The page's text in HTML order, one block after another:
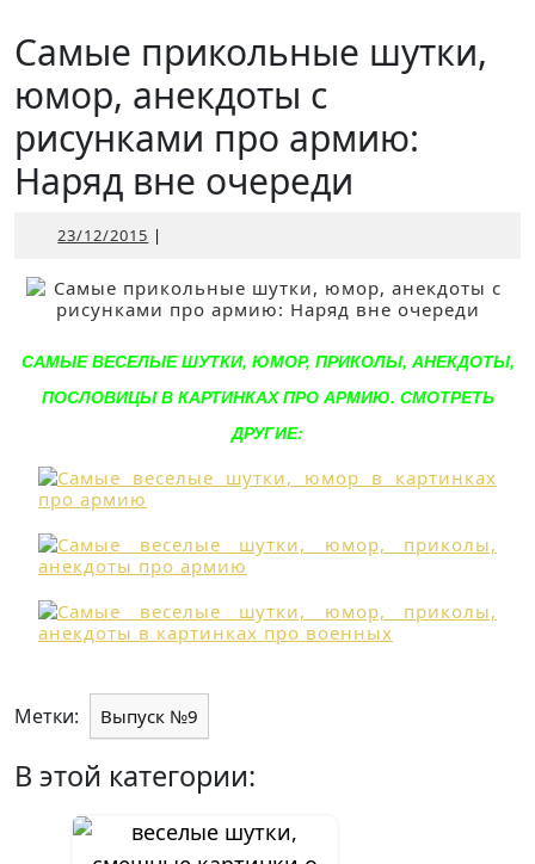
Открыть
Самые прикольные шутки,
юмор, анекдоты с
рисунками про армию:
Наряд вне очереди
23/12/2015 23/12/2015
|
САМЫЕ ВЕСЕЛЫЕ ШУТКИ, ЮМОР, ПРИКОЛЫ, АНЕКДОТЫ,
ПОСЛОВИЦЫ В КАРТИНКАХ ПРО АРМИЮ. СМОТРЕТЬ
ДРУГИЕ:
Метки: Выпуск №9
В этой категории: